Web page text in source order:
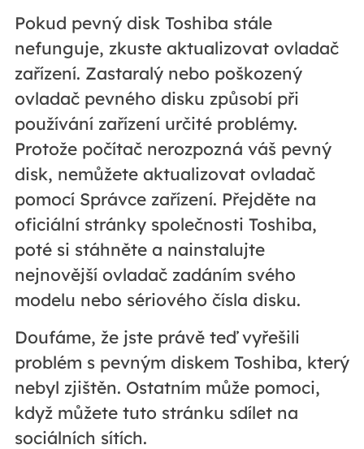
Pokud pevný disk Toshiba stále
nefunguje, zkuste aktualizovat ovladač
zařízení. Zastaralý nebo poškozený
ovladač pevného disku způsobí při
používání zařízení určité problémy.
Protože počítač nerozpozná váš pevný
disk, nemůžete aktualizovat ovladač
pomocí Správce zařízení. Přejděte na
oficiální stránky společnosti Toshiba,
poté si stáhněte a nainstalujte
nejnovější ovladač zadáním svého
modelu nebo sériového čísla disku.
Doufáme, že jste právě teď vyřešili
problém s pevným diskem Toshiba, který
nebyl zjištěn. Ostatním může pomoci,
když můžete tuto stránku sdílet na
sociálních sítích.